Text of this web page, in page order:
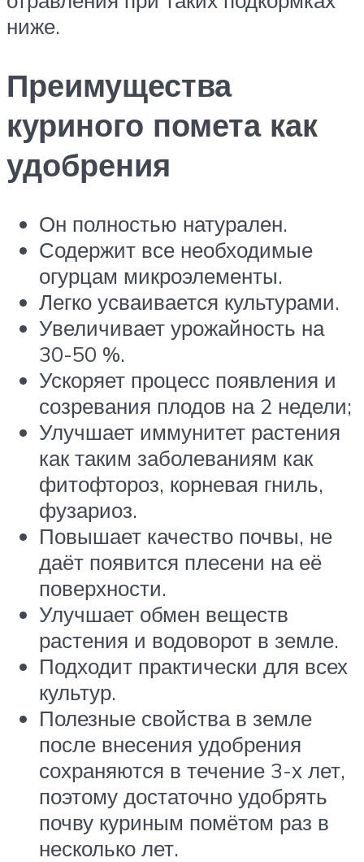
ниже.
Преимущества
куриного помета как
удобрения
Он полностью натурален.
Содержит все необходимые
огурцам микроэлементы.
Легко усваивается культурами.
Увеличивает урожайность на
30-50 %.
Ускоряет процесс появления и
созревания плодов на 2 недели;
Улучшает иммунитет растения
как таким заболеваниям как
фитофтороз, корневая гниль,
фузариоз.
Повышает качество почвы, не
даёт появится плесени на её
поверхности.
Улучшает обмен веществ
растения и водоворот в земле.
Подходит практически для всех
культур.
Полезные свойства в земле
после внесения удобрения
сохраняются в течение 3-х лет,
поэтому достаточно удобрять
почву куриным помётом раз в
несколько лет.